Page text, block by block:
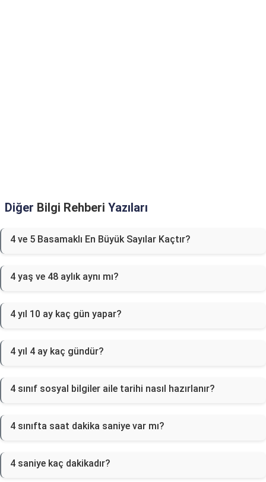
Diğer Bilgi Rehberi Yazıları
4 ve 5 Basamaklı En Büyük Sayılar Kaçtır?
4 yaş ve 48 aylık aynı mı?
4 yıl 10 ay kaç gün yapar?
4 yıl 4 ay kaç gündür?
4 sınıf sosyal bilgiler aile tarihi nasıl hazırlanır?
4 sınıfta saat dakika saniye var mı?
4 saniye kaç dakikadır?